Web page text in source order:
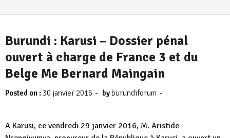
Burundi : Karusi – Dossier pénal
ouvert à charge de France 3 et du
Belge Me Bernard Maingain
Posted on : 30 janvier 2016 - by burundiforum -
A Karusi, ce vendredi 29 janvier 2016, M. Aristide